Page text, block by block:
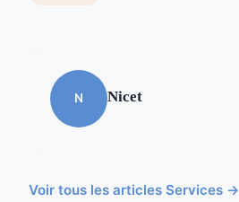
N Nicet
Voir tous les articles Services →